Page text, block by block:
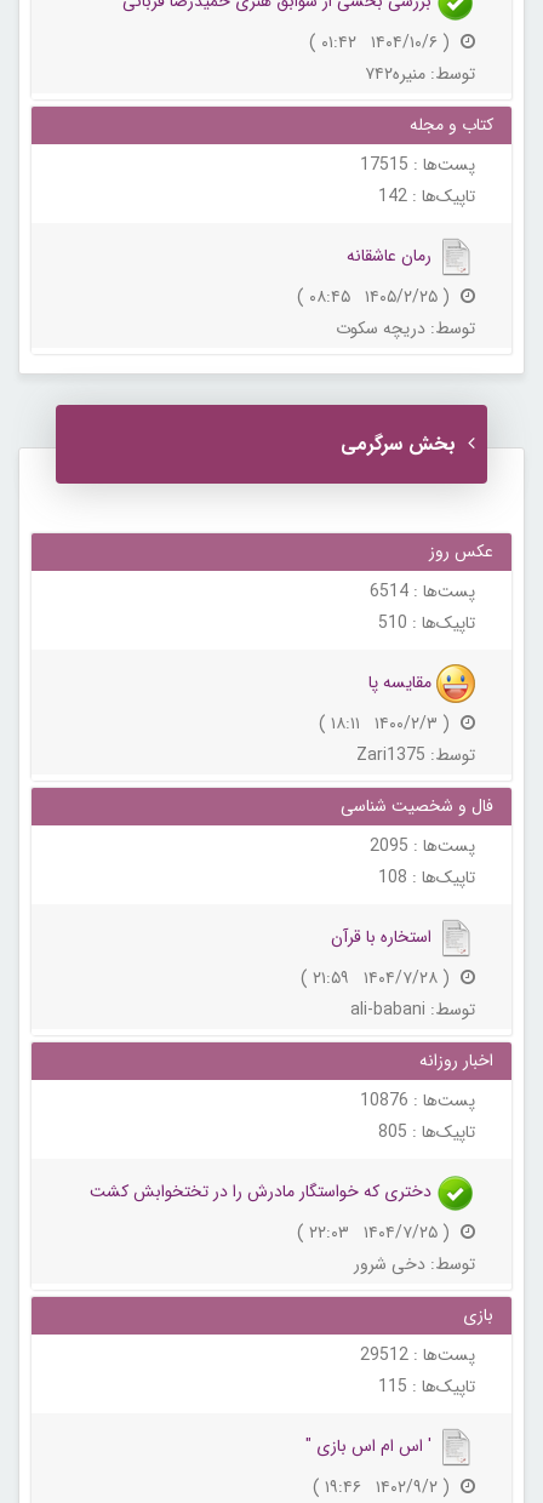
( ۱۴۰۴/۱۰/۶ ۰۱:۴۲ )
توسط: منیره۷۴۲
کتاب و مجله
پست‌ها : 17515
تاپیک‌ها : 142
رمان عاشقانه
( ۱۴۰۵/۲/۲۵ ۰۸:۴۵ )
توسط: دریچه سکوت
بخش سرگرمی
عکس روز
پست‌ها : 6514
تاپیک‌ها : 510
مقایسه پا
( ۱۴۰۰/۲/۳ ۱۸:۱۱ )
توسط: Zari1375
فال و شخصیت شناسی
پست‌ها : 2095
تاپیک‌ها : 108
استخاره با قرآن
( ۱۴۰۴/۷/۲۸ ۲۱:۵۹ )
توسط: ali-babani
اخبار روزانه
پست‌ها : 10876
تاپیک‌ها : 805
دختری که خواستگار مادرش را در تختخوابش کشت
( ۱۴۰۴/۷/۲۵ ۲۲:۰۳ )
توسط: دخی شرور
بازی
پست‌ها : 29512
تاپیک‌ها : 115
' اس ام اس بازی "
( ۱۴۰۲/۹/۲ ۱۹:۴۶ )